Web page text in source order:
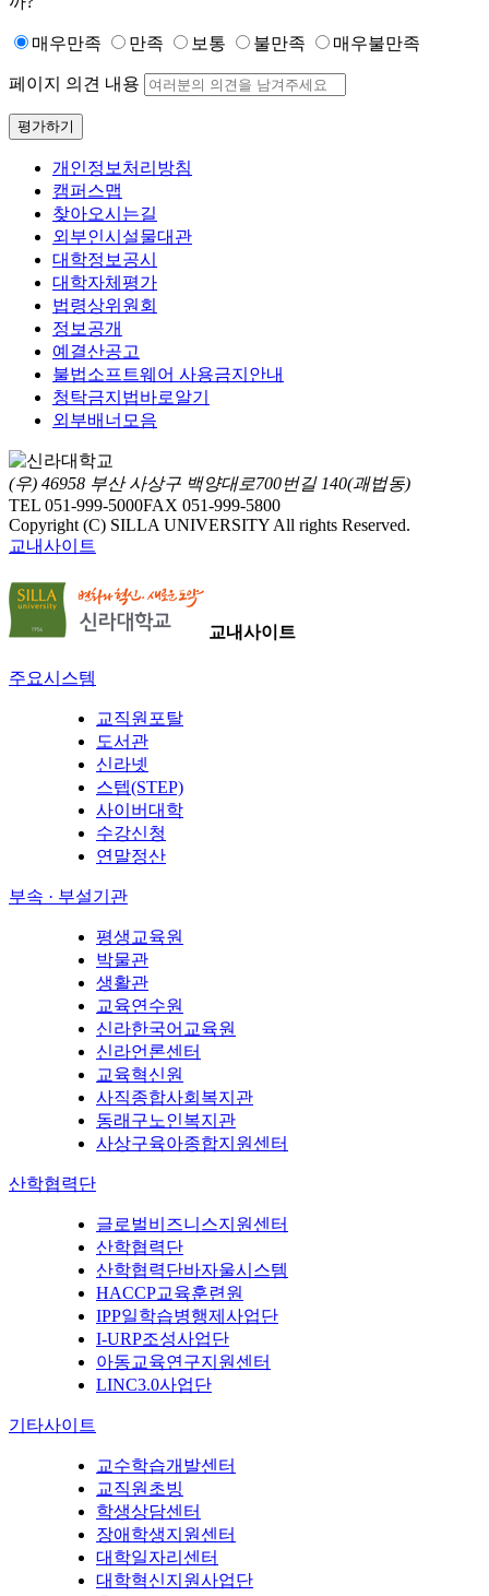
매우만족 만족 보통 불만족 매우불만족
페이지 의견 내용
평가하기
개인정보처리방침
캠퍼스맵
찾아오시는길
외부인시설물대관
대학정보공시
대학자체평가
법령상위원회
정보공개
예결산공고
불법소프트웨어 사용금지안내
청탁금지법바로알기
외부배너모음
(우) 46958 부산 사상구 백양대로700번길 140(괘법동)
TEL 051-999-5000FAX 051-999-5800
Copyright (C) SILLA UNIVERSITY All rights Reserved.
교내사이트
교내사이트
주요시스템
교직원포탈
도서관
신라넷
스텝(STEP)
사이버대학
수강신청
연말정산
부속 · 부설기관
평생교육원
박물관
생활관
교육연수원
신라한국어교육원
신라언론센터
교육혁신원
사직종합사회복지관
동래구노인복지관
사상구육아종합지원센터
산학협력단
글로벌비즈니스지원센터
산학협력단
산학협력단바자울시스템
HACCP교육훈련원
IPP일학습병행제사업단
I-URP조성사업단
아동교육연구지원센터
LINC3.0사업단
기타사이트
교수학습개발센터
교직원초빙
학생상담센터
장애학생지원센터
대학일자리센터
대학혁신지원사업단